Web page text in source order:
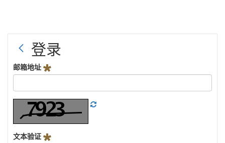
登录
邮箱地址
文本验证